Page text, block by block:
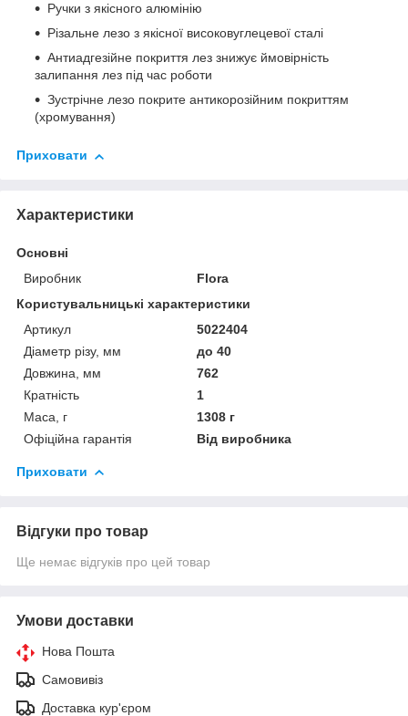
Ручки з якісного алюмінію
Різальне лезо з якісної високовуглецевої сталі
Антиадгезійне покриття лез знижує ймовірність
залипання лез під час роботи
Зустрічне лезо покрите антикорозійним покриттям
(хромування)
Приховати
Характеристики
Основні
Виробник
Flora
Користувальницькі характеристики
Артикул
5022404
Діаметр різу, мм
до 40
Довжина, мм
762
Кратність
1
Маса, г
1308 г
Офіційна гарантія
Від виробника
Приховати
Відгуки про товар
Ще немає відгуків про цей товар
Умови доставки
Нова Пошта
Самовивіз
Доставка кур'єром